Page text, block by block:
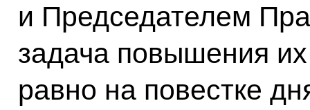
и Председателем
задача повышения
равно на повестке